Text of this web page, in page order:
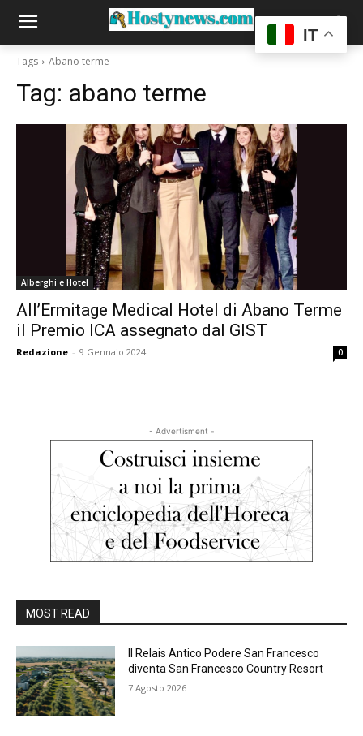
Tags Abano terme
Tag: abano terme
Alberghi e Hotel
All’Ermitage Medical Hotel di Abano Terme
il Premio ICA assegnato dal GIST
Redazione - 9 Gennaio 2024 0
- Advertisment -
MOST READ
Il Relais Antico Podere San Francesco
diventa San Francesco Country Resort
7 Agosto 2026
IT